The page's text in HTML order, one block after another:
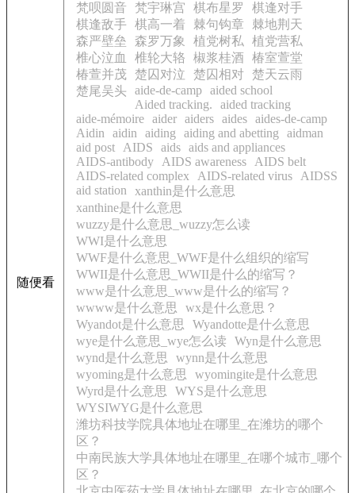
随便看
梵呗圆音
梵宇琳宫 棋布星罗
棋逢对手
棋逢敌手 棋高一着 棘句钩章
棘地荆天
森严壁垒
森罗万象 植党树私
植党营私
椎心泣血
椎轮大辂 椒浆桂酒
椿室萱堂
椿萱并茂
楚囚对泣 楚囚相对 楚天云雨
楚尾吴头
aide-de-camp aided school
Aided tracking.
aided tracking
aide-mémoire aider aiders aides aides-de-camp
Aidin
aidin aiding aiding and abetting
aidman
aid post
AIDS aids aids and appliances
AIDS-antibody
AIDS awareness
AIDS belt
AIDS-related complex
AIDS-related virus
AIDSS
aid station
xanthin是什么意思
xanthine是什么意思
wuzzy是什么意思_wuzzy怎么读
WWI是什么意思
WWF是什么意思_WWF是什么组织的缩写
WWII是什么意思_WWII是什么的缩写？
www是什么意思_www是什么的缩写？
wwww是什么意思
wx是什么意思？
Wyandot是什么意思
Wyandotte是什么意思
wye是什么意思_wye怎么读
Wyn是什么意思
wynd是什么意思
wynn是什么意思
wyoming是什么意思
wyomingite是什么意思
Wyrd是什么意思
WYS是什么意思
WYSIWYG是什么意思
潍坊科技学院具体地址在哪里_在潍坊的哪个
区？
中南民族大学具体地址在哪里_在哪个城市_哪个
区？